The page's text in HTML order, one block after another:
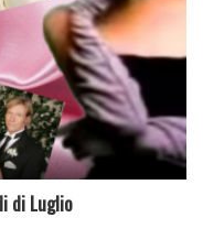
di Luglio